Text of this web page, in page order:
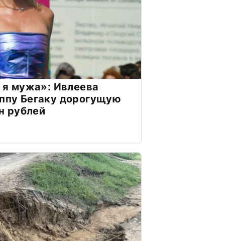
я мужа»: Ивлеева
Бегаку дорогущую
рублей